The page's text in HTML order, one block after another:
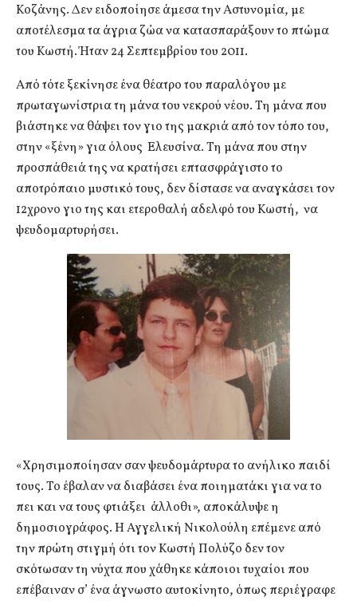
Κοζάνης. Δεν ειδοποίησε άμεσα την Αστυνομία, με
αποτέλεσμα τα άγρια ζώα να κατασπαράξουν το πτώμα
του Κωστή. Ήταν 24 Σεπτεμβρίου του 2011.
Από τότε ξεκίνησε ένα θέατρο του παραλόγου με
πρωταγωνίστρια τη μάνα του νεκρού νέου. Τη μάνα που
βιάστηκε να θάψει τον γιο της μακριά από τον τόπο του,
στην «ξένη» για όλους Ελευσίνα. Τη μάνα που στην
προσπάθειά της να κρατήσει επτασφράγιστο το
αποτρόπαιο μυστικό τους, δεν δίστασε να αναγκάσει τον
12χρονο γιο της και ετεροθαλή αδελφό του Κωστή, να
ψευδομαρτυρήσει.
«Χρησιμοποίησαν σαν ψευδομάρτυρα το ανήλικο παιδί
τους. Το έβαλαν να διαβάσει ένα ποιηματάκι για να το
πει και να τους φτιάξει άλλοθι», αποκάλυψε η
δημοσιογράφος. Η Αγγελική Νικολούλη επέμενε από
την πρώτη στιγμή ότι τον Κωστή Πολύζο δεν τον
σκότωσαν τη νύχτα που χάθηκε κάποιοι τυχαίοι που
επέβαιναν σ’ ένα άγνωστο αυτοκίνητο, όπως περιέγραφε